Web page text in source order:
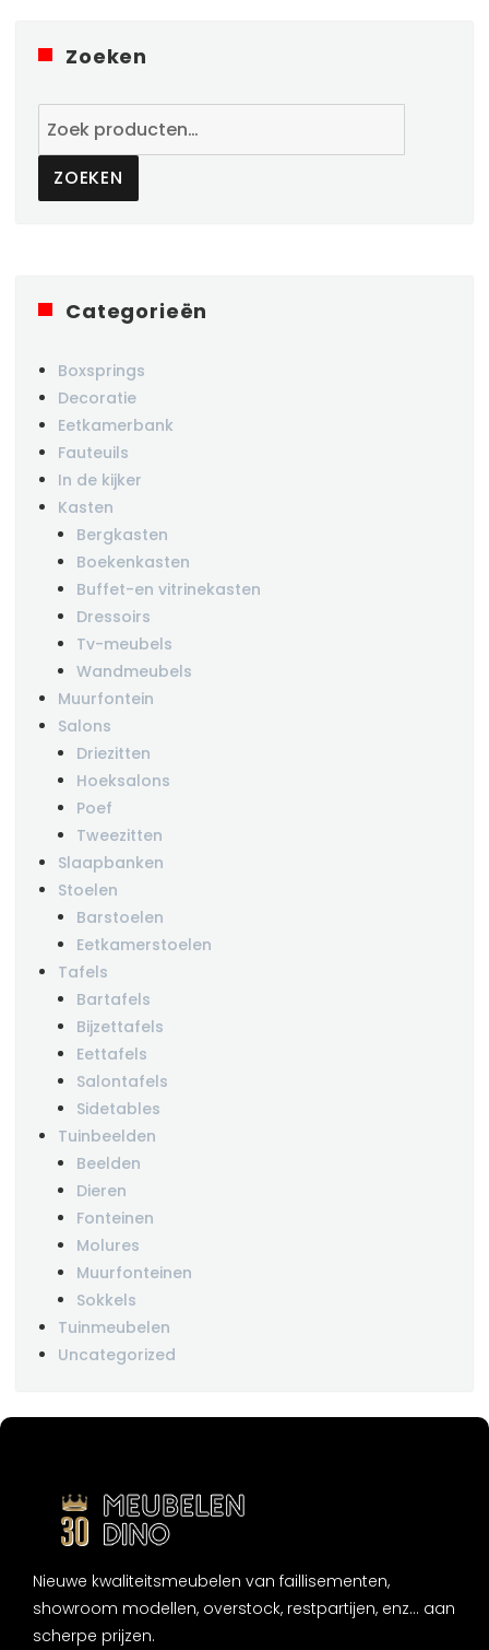
Zoeken
naar:
ZOEKEN
Categorieën
Boxsprings
Decoratie
Eetkamerbank
Fauteuils
In de kijker
Kasten
Bergkasten
Boekenkasten
Buffet-en vitrinekasten
Dressoirs
Tv-meubels
Wandmeubels
Muurfontein
Salons
Driezitten
Hoeksalons
Poef
Tweezitten
Slaapbanken
Stoelen
Barstoelen
Eetkamerstoelen
Tafels
Bartafels
Bijzettafels
Eettafels
Salontafels
Sidetables
Tuinbeelden
Beelden
Dieren
Fonteinen
Molures
Muurfonteinen
Sokkels
Tuinmeubelen
Uncategorized
Nieuwe kwaliteitsmeubelen van faillisementen,
showroom modellen, overstock, restpartijen, enz... aan
scherpe prijzen.